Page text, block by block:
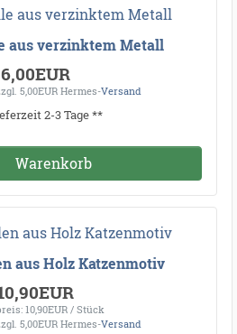
aus verzinktem Metall
6,00EUR
5,00EUR Hermes-Versand
2-3 Tage **
Warenkorb
aus Holz Katzenmotiv
10,90EUR / Stück
5,00EUR Hermes-Versand